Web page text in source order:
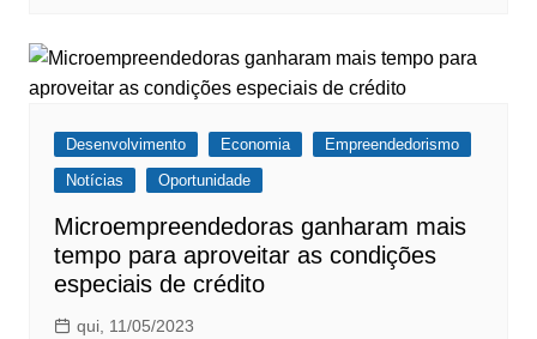
Desenvolvimento Economia
Empreendedorismo
Notícias
Oportunidade
Microempreendedoras ganharam mais
tempo para aproveitar as condições
especiais de crédito
qui, 11/05/2023